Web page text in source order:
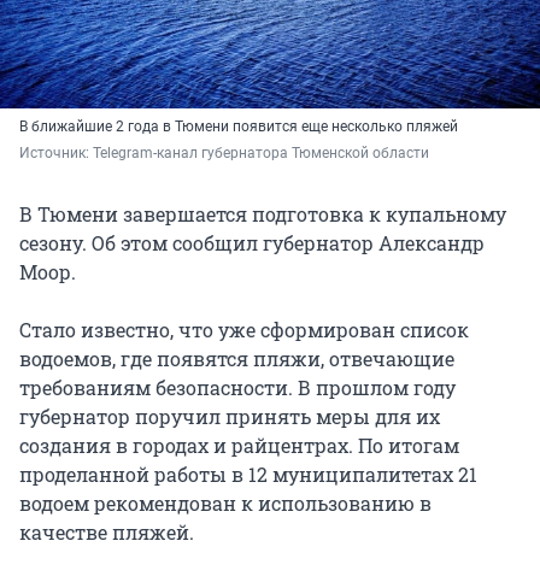
В ближайшие 2 года в Тюмени появится еще несколько пляжей
Источник: Telegram-канал губернатора Тюменской области
В Тюмени завершается подготовка к купальному
сезону. Об этом сообщил губернатор Александр
Моор.
Стало известно, что уже сформирован список
водоемов, где появятся пляжи, отвечающие
требованиям безопасности. В прошлом году
губернатор поручил принять меры для их
создания в городах и райцентрах. По итогам
проделанной работы в 12 муниципалитетах 21
водоем рекомендован к использованию в
качестве пляжей.